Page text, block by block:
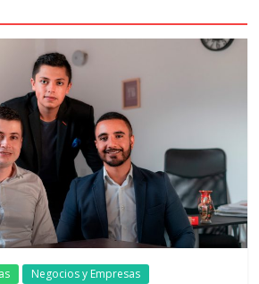
Negocios y Empresas